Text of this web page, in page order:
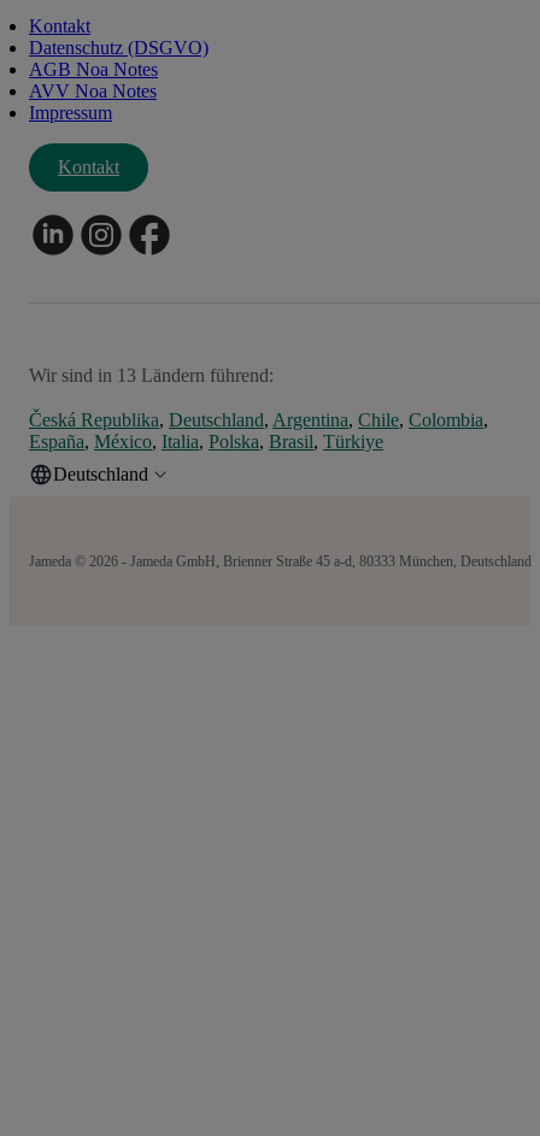
Kontakt
Datenschutz (DSGVO)
AGB Noa Notes
AVV Noa Notes
Impressum
Kontakt
Wir sind in 13 Ländern führend:
Česká Republika, Deutschland, Argentina, Chile, Colombia,
España, México, Italia, Polska, Brasil, Türkiye
Deutschland
Jameda © 2026 - Jameda GmbH, Brienner Straße 45 a-d, 80333 München, Deutschland